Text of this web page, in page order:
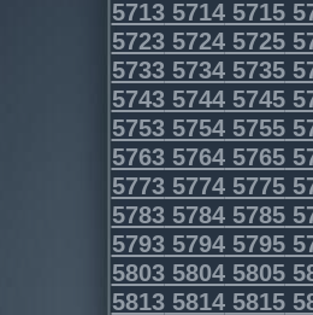
571357145715
572357245725
573357345735
574357445745
575357545755
576357645765
577357745775
578357845785
579357945795
580358045805
581358145815